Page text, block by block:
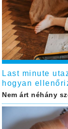
Last minute
hogyan
Nem árt néhány